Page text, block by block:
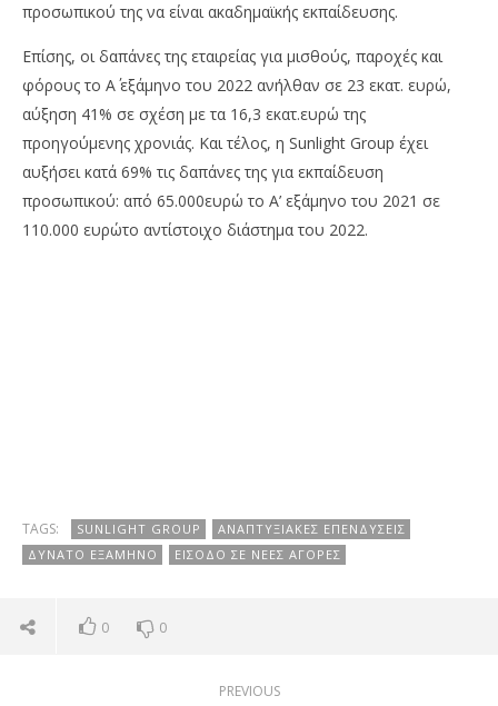
προσωπικού της να είναι ακαδημαϊκής εκπαίδευσης.
Επίσης, οι δαπάνες της εταιρείας για μισθούς, παροχές και
φόρους το Α΄ εξάμηνο του 2022 ανήλθαν σε 23 εκατ. ευρώ,
αύξηση 41% σε σχέση με τα 16,3 εκατ.ευρώ της
προηγούμενης χρονιάς. Και τέλος, η Sunlight Group έχει
αυξήσει κατά 69% τις δαπάνες της για εκπαίδευση
προσωπικού: από 65.000ευρώ το Α’ εξάμηνο του 2021 σε
110.000 ευρώτο αντίστοιχο διάστημα του 2022.
TAGS: SUNLIGHT GROUP
ΑΝΑΠΤΥΞΙΑΚΈΣ ΕΠΕΝΔΎΣΕΙΣ
ΔΥΝΑΤΌ ΕΞΆΜΗΝΟ
ΕΊΣΟΔΟ ΣΕ ΝΈΕΣ ΑΓΟΡΈΣ
0 0
PREVIOUS